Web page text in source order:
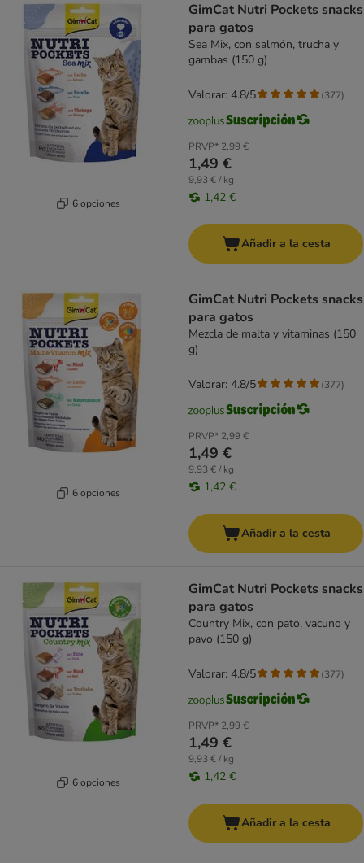
6 opciones
GimCat Nutri Pockets snacks
para gatos
Sea Mix, con salmón, trucha y
gambas (150 g)
PRVP* 2,99 €
1,49 €
9,93 € / kg
1,42 €
Valorar: 4.8/5 (377)
Añadir a la cesta
6 opciones
GimCat Nutri Pockets snacks
para gatos
Mezcla de malta y vitaminas (150
g)
PRVP* 2,99 €
1,49 €
9,93 € / kg
1,42 €
Valorar: 4.8/5 (377)
Añadir a la cesta
6 opciones
GimCat Nutri Pockets snacks
para gatos
Country Mix, con pato, vacuno y
pavo (150 g)
PRVP* 2,99 €
1,49 €
9,93 € / kg
1,42 €
Valorar: 4.8/5 (377)
Añadir a la cesta